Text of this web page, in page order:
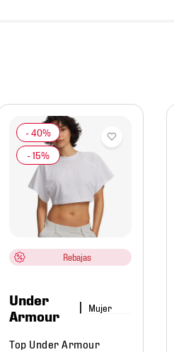
Rebajas
Under
Armour
Mujer
Top Under Armour